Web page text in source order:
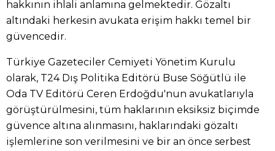
hakkının ihlali anlamına gelmektedir. Gözaltı
altındaki herkesin avukata erişim hakkı temel bir
güvencedir.
Türkiye Gazeteciler Cemiyeti Yönetim Kurulu
olarak, T24 Dış Politika Editörü Buse Söğütlü ile
Oda TV Editörü Ceren Erdoğdu'nun avukatlarıyla
görüştürülmesini, tüm haklarının eksiksiz biçimde
güvence altına alınmasını, haklarındaki gözaltı
işlemlerine son verilmesini ve bir an önce serbest